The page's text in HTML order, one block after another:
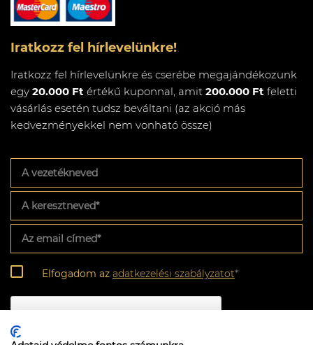
Iratkozz fel hírlevelünkre!
Iratkozz fel hírlevelünkre és cserébe megajándékozunk
egy 20.000 Ft értékű kuponnal, amit 200.000 Ft feletti
vásárlás esetén tudsz beváltani (az akció más
kedvezményekkel nem vonható össze)
vezetékneved
keresztneved*
email
címed*
Adatkezelési
szabályzat*
Elfogadom az adatkezelési szabályzatot*
CAPTCHA